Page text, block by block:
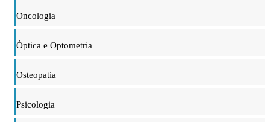
Oncologia
Óptica e Optometria
Osteopatia
Psicologia